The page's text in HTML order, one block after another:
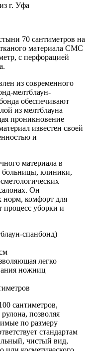
г. Уфа
70 сантиметров на
материала СМС
с перфорацией
из современного
мелтблаун-
обеспечивают
из мелтблауна
проникновение
известен своей
и
материала в
больницы, клиники,
Он
норм, комфорт для
процесс уборки и
спанбонд)
легко
ножниц
сантиметров,
позволяя
по размеру
стандартам
чистый вид,